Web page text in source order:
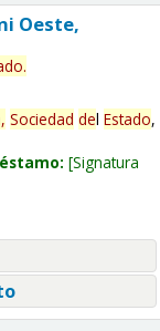
Oeste,
.
Sociedad del Estado,
Signatura